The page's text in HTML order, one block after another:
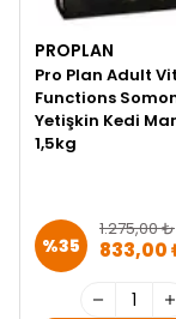
PROPLAN
Pro Plan Adult
Functions
Yetişkin Kedi
1,5kg
%35
1.275,00 ₺
833,00